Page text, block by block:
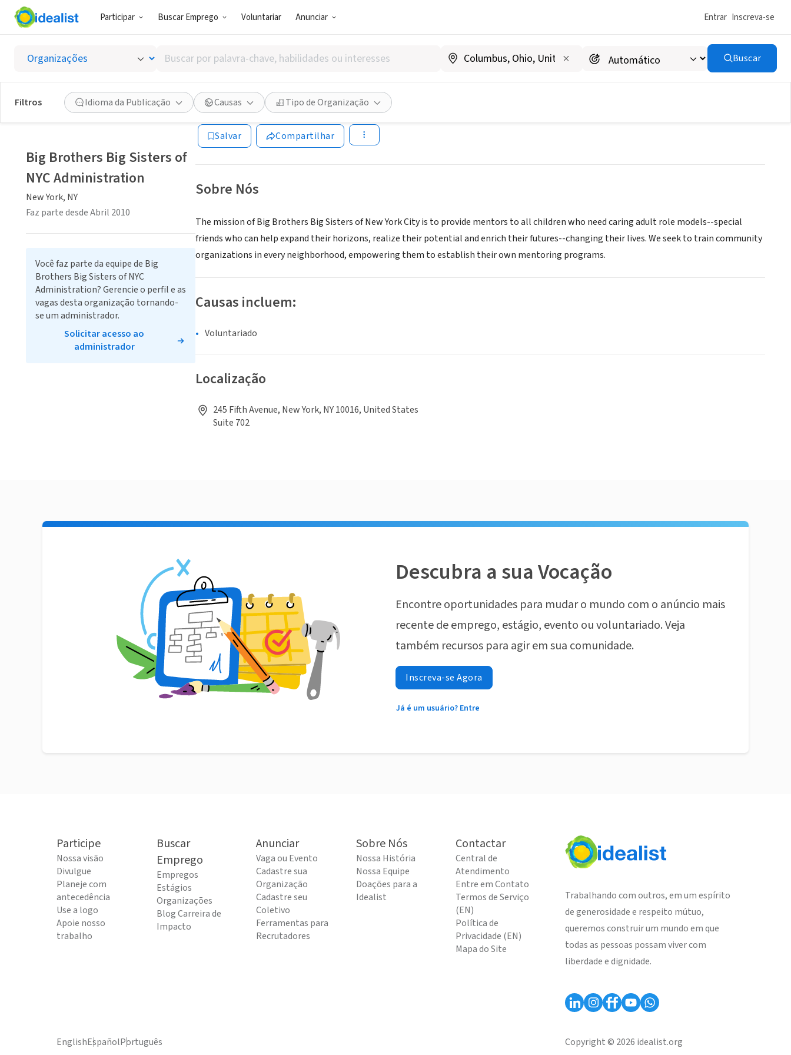
Participar Buscar Emprego Voluntariar Anunciar Entrar Inscreva-se
Buscar
por
palavra-
chave,
habilidades
ou
interesses
Buscar
Filtros Idioma da Publicação Causas Tipo de Organização
Big Brothers Big Sisters of NYC Administration
New York, NY |www.bigsnyc.org
Salvar Compartilhar
Sobre Nós
The mission of Big Brothers Big Sisters of New York City is to provide mentors to all children who need caring adult role models--special
friends who can help expand their horizons, realize their potential and enrich their futures--changing their lives. We seek to train community
organizations in every neighborhood, empowering them to establish their own mentoring programs.
Causas incluem:
Voluntariado
Localização
245 Fifth Avenue, New York, NY 10016, United States
Suite 702
Big Brothers Big Sisters of
NYC Administration
New York, NY
Faz parte desde Abril 2010
Você faz parte da equipe de Big
Brothers Big Sisters of NYC
Administration? Gerencie o perfil e as
vagas desta organização tornando-
se um administrador.
Solicitar acesso ao
administrador
Descubra a sua Vocação
Encontre oportunidades para mudar o mundo com o anúncio mais
recente de emprego, estágio, evento ou voluntariado. Veja
também recursos para agir em sua comunidade.
Inscreva-se Agora
Já é um usuário? Entre
Participe
Nossa visão
Divulgue
Planeje com
antecedência
Use a logo
Apoie nosso
trabalho
Buscar
Emprego
Empregos
Estágios
Organizações
Blog Carreira de
Impacto
Anunciar
Vaga ou Evento
Cadastre sua
Organização
Cadastre seu
Coletivo
Ferramentas para
Recrutadores
Sobre Nós
Nossa História
Nossa Equipe
Doações para a
Idealist
Contactar
Central de
Atendimento
Entre em Contato
Termos de Serviço
(EN)
Política de
Privacidade (EN)
Mapa do Site
Trabalhando com outros, em um espírito
de generosidade e respeito mútuo,
queremos construir um mundo em que
todas as pessoas possam viver com
liberdade e dignidade.
EnglishEspañolPortuguês Copyright © 2026 idealist.org